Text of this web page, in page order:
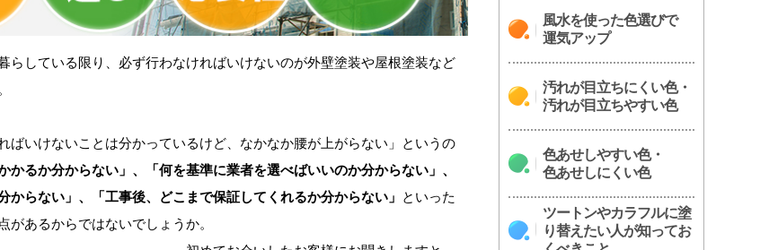
らしている限り、必ず行わなければいけないのが外壁塗装や屋根塗装など
ばいけないことは分かっているけど、なかなか腰が上がらない」というの
かるか分からない」、「何を基準に業者を選べばいいのか分からない」、
からない」、「工事後、どこまで保証してくれるか分からない」 といった
があるからではないでしょうか。
風水を使った色選びで
運気アップ
汚れが目立ちにくい色・
汚れが目立ちやすい色
色あせしやすい色・
色あせしにくい色
ツートンやカラフルに塗
り替えたい人が知ってお